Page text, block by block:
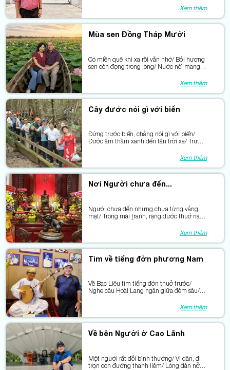
Mỗi gốc cây còn hằn dấu kiên trung.Xem thêm
Mùa sen Đồng Tháp Mười
Có miền quê khi xa rồi vẫn nhớ/ Bởi hương
sen còn đọng trong lòng/ Nước nổi mang
Xem thêm
Cây đước nói gì với biển
Đứng trước biển, chẳng nói gì với biển/
Đước âm thầm xanh đến tận trời xa/ Trước
miền đang vươn phía Trường Sa…Xem thêm
Nơi Người chưa đến...
Người chưa đến nhưng chưa từng vắng
mặt/ Trong mái tranh, rặng đước thuở nào/
Xem thêm
Tìm về tiếng đờn phương Nam
Về Bạc Liêu tìm tiếng đờn thuở trước/
Nghe câu Hoài Lang ngân giữa đêm sâu/
trăm năm nối tiếp những nhịp cầu.Xem thêm
Về bên Người ở Cao Lãnh
Một người rất đỗi bình thường/ Vì dân, đi
trọn con đường thanh liêm/ Lòng dân nở